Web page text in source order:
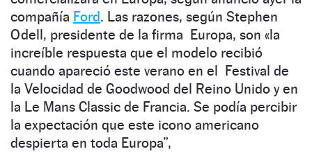
compañía Ford. Las razones, según Stephen
Odell, presidente de la firma Europa, son «la
increíble respuesta que el modelo recibió
cuando apareció este verano en el Festival de
la Velocidad de Goodwood del Reino Unido y en
la Le Mans Classic de Francia. Se podía percibir
la expectación que este icono americano
despierta en toda Europa”,